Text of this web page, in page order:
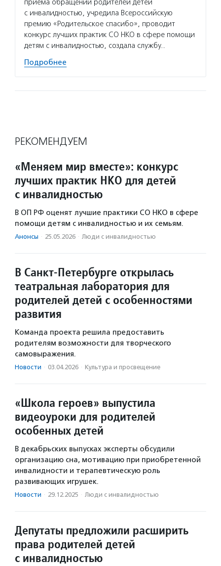
приема обращений родителей детей
с инвалидностью, учредила Всероссийскую
премию «Родительское спасибо», проводит
конкурс лучших практик СО НКО в сфере помощи
детям с инвалидностью, создала службу…
Подробнее
РЕКОМЕНДУЕМ
«Меняем мир вместе»: конкурс
лучших практик НКО для детей
с инвалидностью
В ОП РФ оценят лучшие практики СО НКО в сфере
помощи детям с инвалидностью и их семьям.
Анонсы · 25.05.2026 · Люди с инвалидностью
В Санкт-Петербурге открылась
театральная лаборатория для
родителей детей с особенностями
развития
Команда проекта решила предоставить
родителям возможности для творческого
самовыражения.
Новости · 03.04.2026 · Культура и просвещение
«Школа героев» выпустила
видеоуроки для родителей
особенных детей
В декабрьских выпусках эксперты обсудили
организацию сна, мотивацию при приобретенной
инвалидности и терапевтическую роль
развивающих игрушек.
Новости · 29.12.2025 · Люди с инвалидностью
Депутаты предложили расширить
права родителей детей
с инвалидностью